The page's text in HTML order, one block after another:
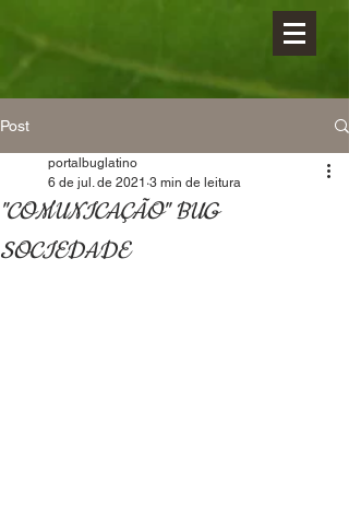
Post
"COMUNICAÇÃO" BUG
SOCIEDADE
portalbuglatino
6 de jul. de 2021 3 min de leitura